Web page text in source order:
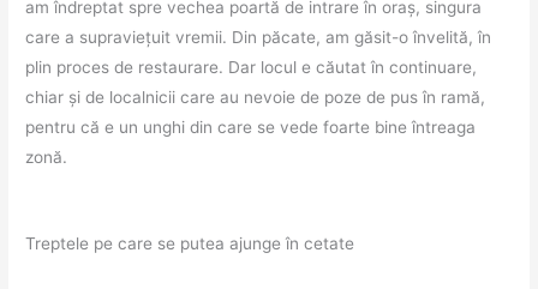
am îndreptat spre vechea poartă de intrare în oraș, singura
care a supraviețuit vremii. Din păcate, am găsit-o învelită, în
plin proces de restaurare. Dar locul e căutat în continuare,
chiar și de localnicii care au nevoie de poze de pus în ramă,
pentru că e un unghi din care se vede foarte bine întreaga
zonă.
Treptele pe care se putea ajunge în cetate